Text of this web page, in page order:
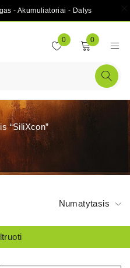
- Akumuliatoriai - Dalys
0 0
“SiliXcon”
Numatytasis